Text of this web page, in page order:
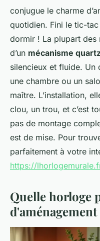
conjugue le charme
quotidien. Fini le tic-
dormir ! La plupart des
d’un mécanisme
silencieux et fluide. Un
une chambre ou un
maître. L’installation,
clou, un trou, et c’est
pas de montage
est de mise. Pour
parfaitement à votre
https://
Quelle horloge
d'aménagement